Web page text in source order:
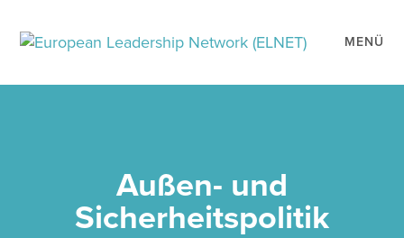
MENÜ
Außen- und
Sicherheitspolitik